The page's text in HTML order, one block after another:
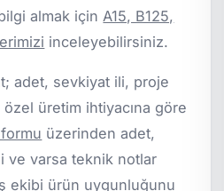
bilgi almak için A15, B125,
inceleyebilirsiniz.
adet, sevkiyat ili, proje
üretim ihtiyacına göre
üzerinden adet,
ve varsa teknik notlar
ekibi ürün uygunluğunu